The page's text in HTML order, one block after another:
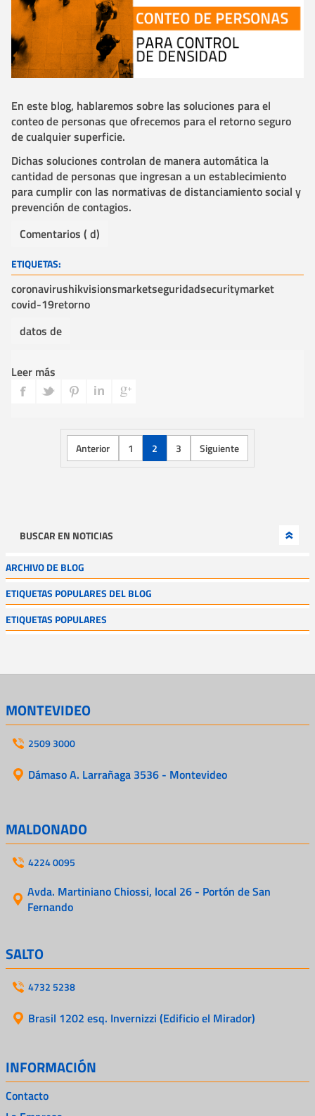
En este blog, hablaremos sobre las soluciones para el
conteo de personas que ofrecemos para el retorno seguro
de cualquier superficie.
Dichas soluciones controlan de manera automática la
cantidad de personas que ingresan a un establecimiento
para cumplir con las normativas de distanciamiento social y
prevención de contagios.
Comentarios ( d)
ETIQUETAS:
coronavirushikvisionsmarketseguridadsecuritymarket
covid-19retorno
datos de
Leer más
Anterior 1 2 3 Siguiente
BUSCAR EN NOTICIAS
ARCHIVO DE BLOG
ETIQUETAS POPULARES DEL BLOG
ETIQUETAS POPULARES
MONTEVIDEO
2509 3000
Dámaso A. Larrañaga 3536 - Montevideo
MALDONADO
4224 0095
Avda. Martiniano Chiossi, local 26 - Portón de San
Fernando
SALTO
4732 5238
Brasil 1202 esq. Invernizzi (Edificio el Mirador)
INFORMACIÓN
Contacto